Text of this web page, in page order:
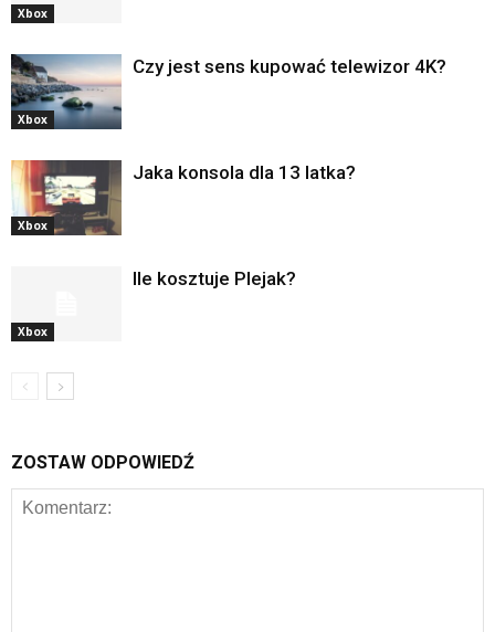
Xbox
Xbox
Czy jest sens kupować telewizor 4K?
Xbox
Jaka konsola dla 13 latka?
Xbox
Ile kosztuje Plejak?
ZOSTAW ODPOWIEDŹ